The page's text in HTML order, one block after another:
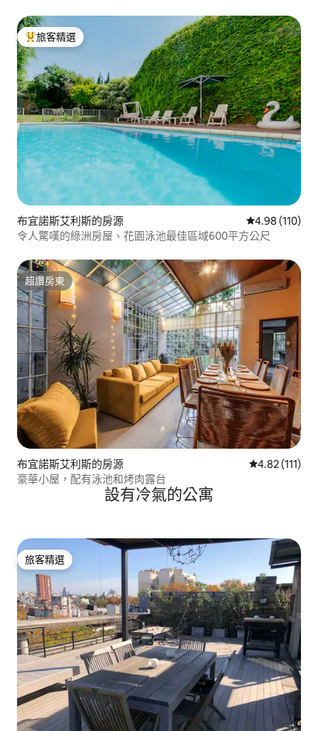
旅客精選榜首
旅客精選
布宜諾斯艾利斯的房源 從 110 則評價
4.98 (110)
令人驚嘆的綠洲房屋、花園泳池最佳區域600平方公尺
超讚房東
超讚房東
布宜諾斯艾利斯的房源 從 111 則評價
4.82 (111)
豪華小屋，配有泳池和烤肉露台
設有冷氣的公寓
旅客精選
旅客精選